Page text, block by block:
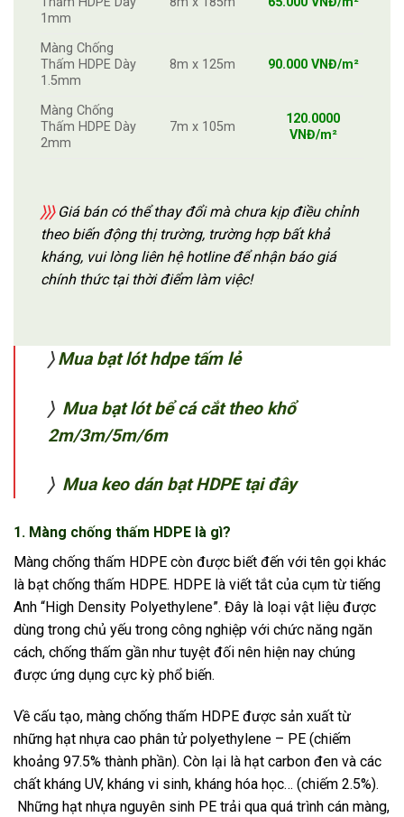
1mm
Màng Chống
Thấm HDPE Dày
1.5mm
8m x 125m 90.000 VNĐ/m²
Màng Chống
Thấm HDPE Dày
2mm
7m x 105m
120.0000
VNĐ/m²
〉〉〉Giá bán có thể thay đổi mà chưa kịp điều chỉnh
theo biến động thị trường, trường hợp bất khả
kháng, vui lòng liên hệ hotline để nhận báo giá
chính thức tại thời điểm làm việc!
〉Mua bạt lót hdpe tấm lẻ
〉 Mua bạt lót bể cá cắt theo khổ
2m/3m/5m/6m
〉 Mua keo dán bạt HDPE tại đây
1. Màng chống thấm HDPE là gì?
Màng chống thấm HDPE còn được biết đến với tên gọi khác
là bạt chống thấm HDPE. HDPE là viết tắt của cụm từ tiếng
Anh “High Density Polyethylene”. Đây là loại vật liệu được
dùng trong chủ yếu trong công nghiệp với chức năng ngăn
cách, chống thấm gần như tuyệt đối nên hiện nay chúng
được ứng dụng cực kỳ phổ biến.
Về cấu tạo, màng chống thấm HDPE được sản xuất từ
những hạt nhựa cao phân tử polyethylene – PE (chiếm
khoảng 97.5% thành phần). Còn lại là hạt carbon đen và các
chất kháng UV, kháng vi sinh, kháng hóa học… (chiếm 2.5%).
Những hạt nhựa nguyên sinh PE trải qua quá trình cán màng,